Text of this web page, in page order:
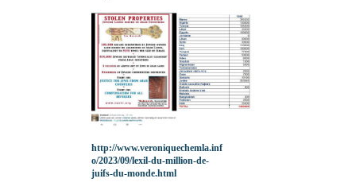
http://www.veroniquechemla.inf
o/2023/09/lexil-du-million-de-
juifs-du-monde.html